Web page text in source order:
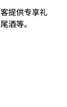
提供专享礼
酒等。